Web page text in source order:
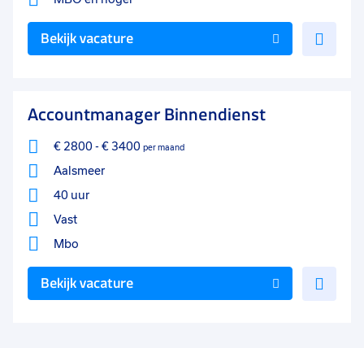
Bekijk vacature
Accountmanager Binnendienst
€ 2800- € 3400 per maand
Aalsmeer
40 uur
Vast
Mbo
Bekijk vacature